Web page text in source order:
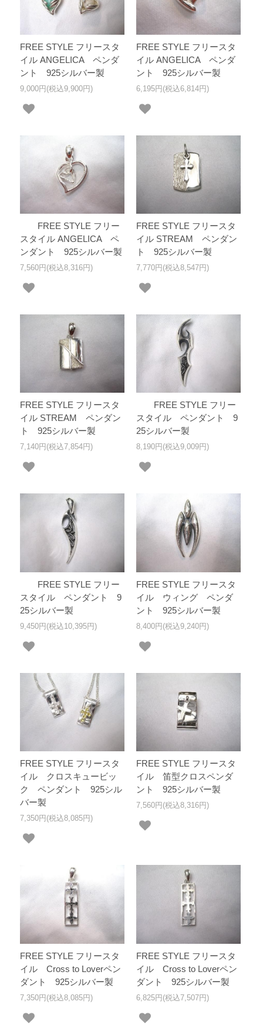
FREE STYLE フリースタ
イル ANGELICA ペンダ
ント 925シルバー製
9,000円(税込9,900円)
FREE STYLE フリースタ
イル ANGELICA ペンダ
ント 925シルバー製
6,195円(税込6,814円)
FREE STYLE フリー
スタイル ANGELICA ペ
ンダント 925シルバー製
7,560円(税込8,316円)
FREE STYLE フリースタ
イル STREAM ペンダン
ト 925シルバー製
7,770円(税込8,547円)
FREE STYLE フリースタ
イル STREAM ペンダン
ト 925シルバー製
7,140円(税込7,854円)
FREE STYLE フリー
スタイル ペンダント 9
25シルバー製
8,190円(税込9,009円)
FREE STYLE フリー
スタイル ペンダント 9
25シルバー製
9,450円(税込10,395円)
FREE STYLE フリースタ
イル ウィング ペンダ
ント 925シルバー製
8,400円(税込9,240円)
FREE STYLE フリースタ
イル クロスキュービッ
ク ペンダント 925シル
バー製
7,350円(税込8,085円)
FREE STYLE フリースタ
イル 笛型クロスペンダ
ント 925シルバー製
7,560円(税込8,316円)
FREE STYLE フリースタ
イル Cross to Loverペン
ダント 925シルバー製
7,350円(税込8,085円)
FREE STYLE フリースタ
イル Cross to Loverペン
ダント 925シルバー製
6,825円(税込7,507円)